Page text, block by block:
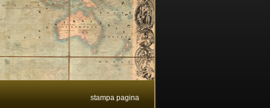
stampa pagina